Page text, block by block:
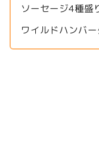
ソーセージ4種
ワイルドハンバ